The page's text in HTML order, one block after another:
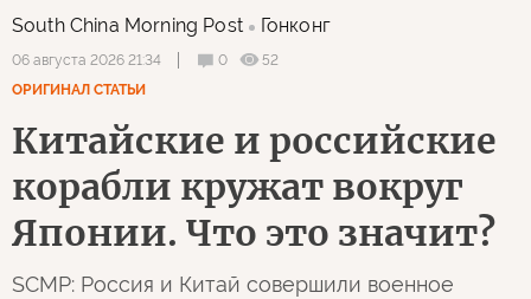
South China Morning Post Гонконг
06 августа 2026 21:34 0
52
ОРИГИНАЛ СТАТЬИ
Китайские и российские
корабли кружат вокруг
Японии. Что это значит?
SCMP: Россия и Китай совершили военное